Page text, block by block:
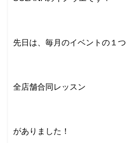
先日は、毎月のイベントの１つ
全店舗合同レッスン
がありました！